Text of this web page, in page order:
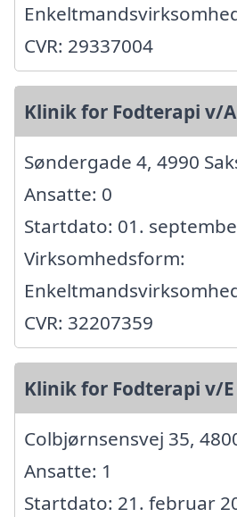
CVR: 29337004
Klinik for Fodterapi v/
Søndergade 4, 4990
Ansatte: 0
Startdato: 01.
Virksomhedsform:
CVR: 32207359
Klinik for Fodterapi v/
Colbjørnsensvej 35,
Ansatte: 1
Startdato: 21. februar